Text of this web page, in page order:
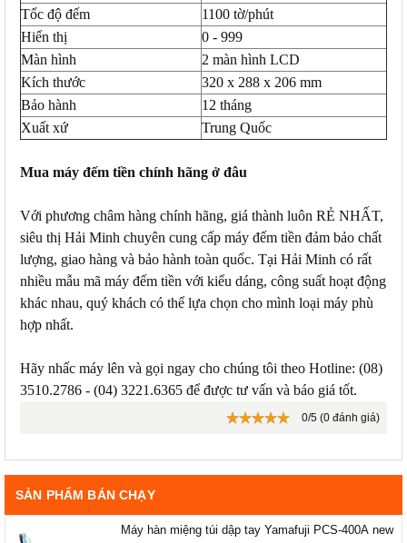
Tốc độ đếm
1100 tờ/phút
Hiển thị
0 - 999
Màn hình
2 màn hình LCD
Kích thước
320 x 288 x 206 mm
Bảo hành
12 tháng
Xuất xứ
Trung Quốc
Mua máy đếm tiền chính hãng ở đâu
Với phương châm hàng chính hãng, giá thành luôn RẺ NHẤT,
siêu thị Hải Minh chuyên cung cấp máy đếm tiền đảm bảo chất
lượng, giao hàng và bảo hành toàn quốc. Tại Hải Minh có rất
nhiều mẫu mã máy đếm tiền với kiểu dáng, công suất hoạt động
khác nhau, quý khách có thể lựa chọn cho mình loại máy phù
hợp nhất.
Hãy nhấc máy lên và gọi ngay cho chúng tôi theo Hotline: (08)
3510.2786 - (04) 3221.6365 để được tư vấn và báo giá tốt.
0/5 (0 đánh giá)
SẢN PHẨM BÁN CHẠY
Máy hàn miệng túi dập tay Yamafuji PCS-400A new